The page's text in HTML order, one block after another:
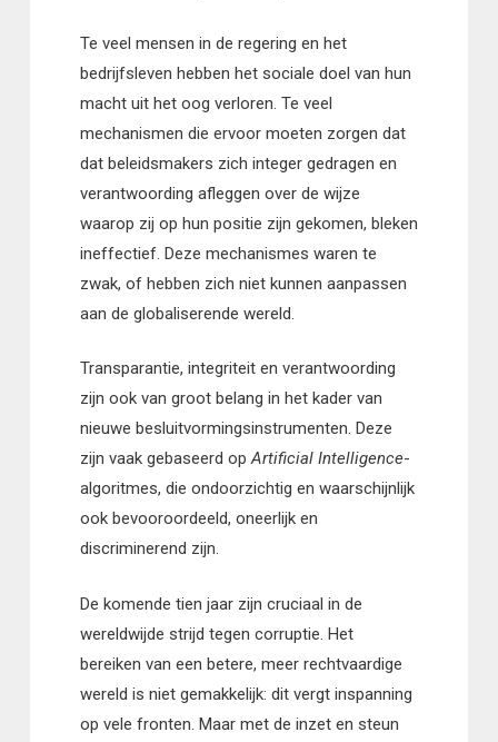
Te veel mensen in de regering en het
bedrijfsleven hebben het sociale doel van hun
macht uit het oog verloren. Te veel
mechanismen die ervoor moeten zorgen dat
dat beleidsmakers zich integer gedragen en
verantwoording afleggen over de wijze
waarop zij op hun positie zijn gekomen, bleken
ineffectief. Deze mechanismes waren te
zwak, of hebben zich niet kunnen aanpassen
aan de globaliserende wereld.
Transparantie, integriteit en verantwoording
zijn ook van groot belang in het kader van
nieuwe besluitvormingsinstrumenten. Deze
zijn vaak gebaseerd opArtificial Intelligence-
algoritmes, die ondoorzichtig en waarschijnlijk
ook bevooroordeeld, oneerlijk en
discriminerend zijn.
De komende tien jaar zijn cruciaal in de
wereldwijde strijd tegen corruptie. Het
bereiken van een betere, meer rechtvaardige
wereld is niet gemakkelijk: dit vergt inspanning
op vele fronten. Maar met de inzet en steun